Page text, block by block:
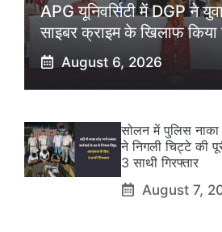
APG यूनिवर्सिटी में DGP ने
साइबर क्राइम के खिलाफ
August 6, 2026
सोलन में पुलिस नाका
ने निगली चिट्टे की
3 साथी गिरफ्तार
August 7,